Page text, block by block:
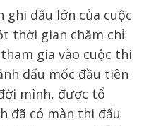
ghi dấu lớn của cuộc
thời gian chăm chỉ
gia vào cuộc thi
dấu mốc đầu tiên
mình, được tổ
đã có màn thi đấu